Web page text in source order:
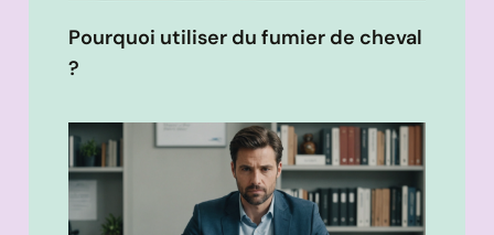
Pourquoi utiliser du fumier de cheval
?